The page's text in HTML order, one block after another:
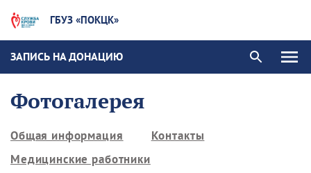
ГБУЗ «ПОКЦК»
ЗАПИСЬ НА ДОНАЦИЮ
Фотогалерея
Общая информация
Контакты
Медицинские работники